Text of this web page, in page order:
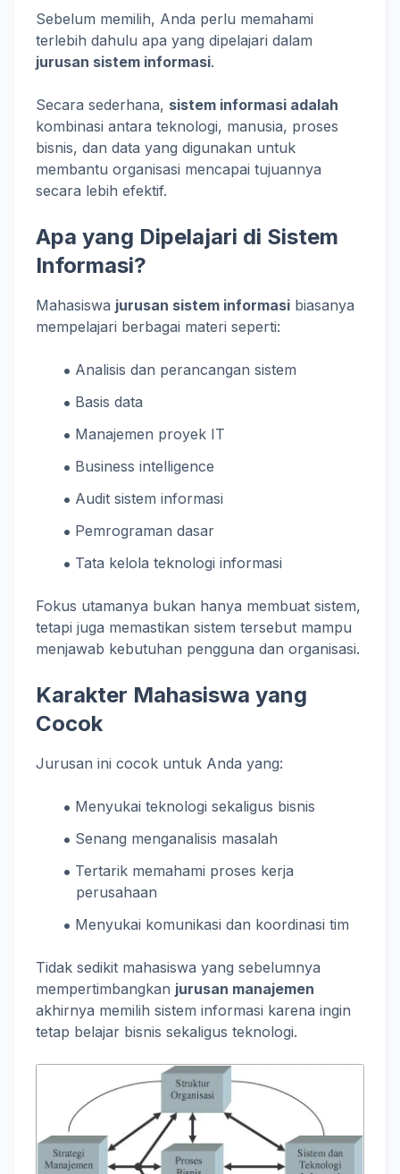
Sebelum memilih, Anda perlu memahami
terlebih dahulu apa yang dipelajari dalam
jurusan sistem informasi.
Secara sederhana, sistem informasi adalah
kombinasi antara teknologi, manusia, proses
bisnis, dan data yang digunakan untuk
membantu organisasi mencapai tujuannya
secara lebih efektif.
Apa yang Dipelajari di Sistem
Informasi?
Mahasiswa jurusan sistem informasi biasanya
mempelajari berbagai materi seperti:
Analisis dan perancangan sistem
Basis data
Manajemen proyek IT
Business intelligence
Audit sistem informasi
Pemrograman dasar
Tata kelola teknologi informasi
Fokus utamanya bukan hanya membuat sistem,
tetapi juga memastikan sistem tersebut mampu
menjawab kebutuhan pengguna dan organisasi.
Karakter Mahasiswa yang
Cocok
Jurusan ini cocok untuk Anda yang:
Menyukai teknologi sekaligus bisnis
Senang menganalisis masalah
Tertarik memahami proses kerja
perusahaan
Menyukai komunikasi dan koordinasi tim
Tidak sedikit mahasiswa yang sebelumnya
mempertimbangkan jurusan manajemen
akhirnya memilih sistem informasi karena ingin
tetap belajar bisnis sekaligus teknologi.